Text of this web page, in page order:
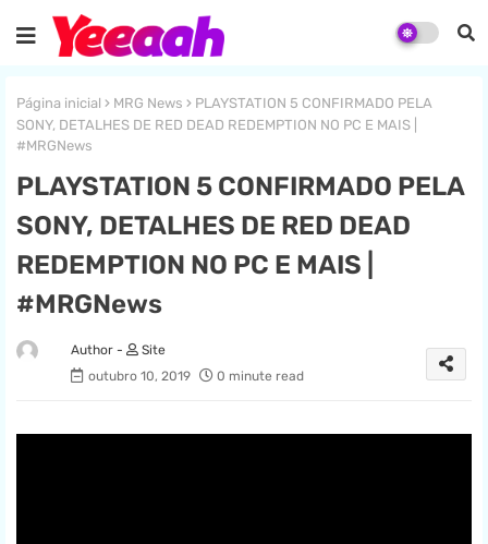
Página inicial MRG News
PLAYSTATION 5 CONFIRMADO PELA
SONY, DETALHES DE RED DEAD REDEMPTION NO PC E MAIS |
#MRGNews
PLAYSTATION 5 CONFIRMADO PELA
SONY, DETALHES DE RED DEAD
REDEMPTION NO PC E MAIS |
#MRGNews
Site
outubro 10, 2019
0 minute read